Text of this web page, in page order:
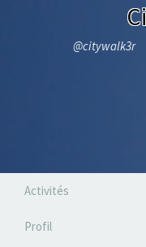
@citywalk3r
Activités
Profil